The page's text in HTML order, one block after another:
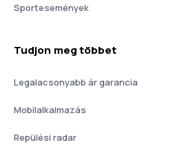
Sportesemények
Tudjon meg többet
Legalacsonyabb ár garancia
Mobilalkalmazás
Repülési radar